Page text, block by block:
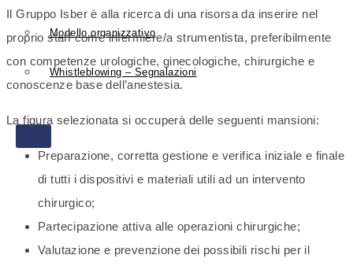
Modello organizzativo
Whistleblowing – Segnalazioni
X
Il Gruppo Isber è alla ricerca di una risorsa da inserire nel
proprio staff come infermiere/a strumentista, preferibilmente
con competenze urologiche, ginecologiche, chirurgiche e
conoscenze base dell’anestesia.
La figura selezionata si occuperà delle seguenti mansioni:
Preparazione, corretta gestione e verifica iniziale e finale
di tutti i dispositivi e materiali utili ad un intervento
chirurgico;
Partecipazione attiva alle operazioni chirurgiche;
Valutazione e prevenzione dei possibili rischi per il